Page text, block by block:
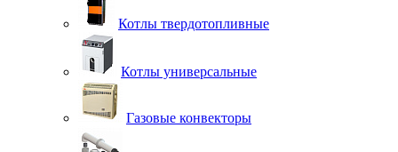
Котлы твердотопливные
Котлы универсальные
Газовые конвекторы